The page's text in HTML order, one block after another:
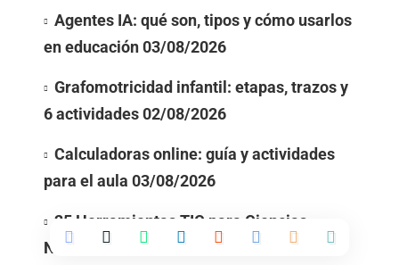
Agentes IA: qué son, tipos y cómo usarlos
en educación03/08/2026
Grafomotricidad infantil: etapas, trazos y
6 actividades02/08/2026
Calculadoras online: guía y actividades
para el aula 03/08/2026
25 Herramientas TIC para Ciencias
Naturales
01/08/2026